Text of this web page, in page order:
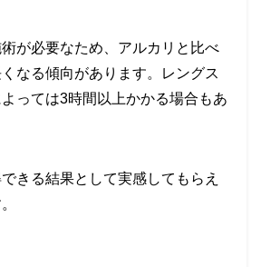
が必要なため、アルカリと比べ
なる傾向があります。レングス
っては3時間以上かかる場合もあ
きる結果として実感してもらえ